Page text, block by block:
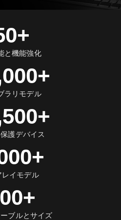
と機能強化
ラリモデル
護デバイス
レイモデル
ブルとサイズ